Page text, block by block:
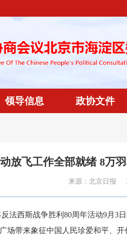
领导信息 政协文件
放飞工作全部就绪 8万
来源： 北京日报
西斯战争胜利80周年活动9月3
场带来象征中国人民珍爱和平、开